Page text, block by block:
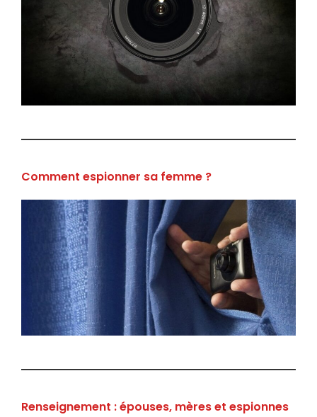
Comment espionner sa femme ?
Renseignement : épouses, mères et espionnes